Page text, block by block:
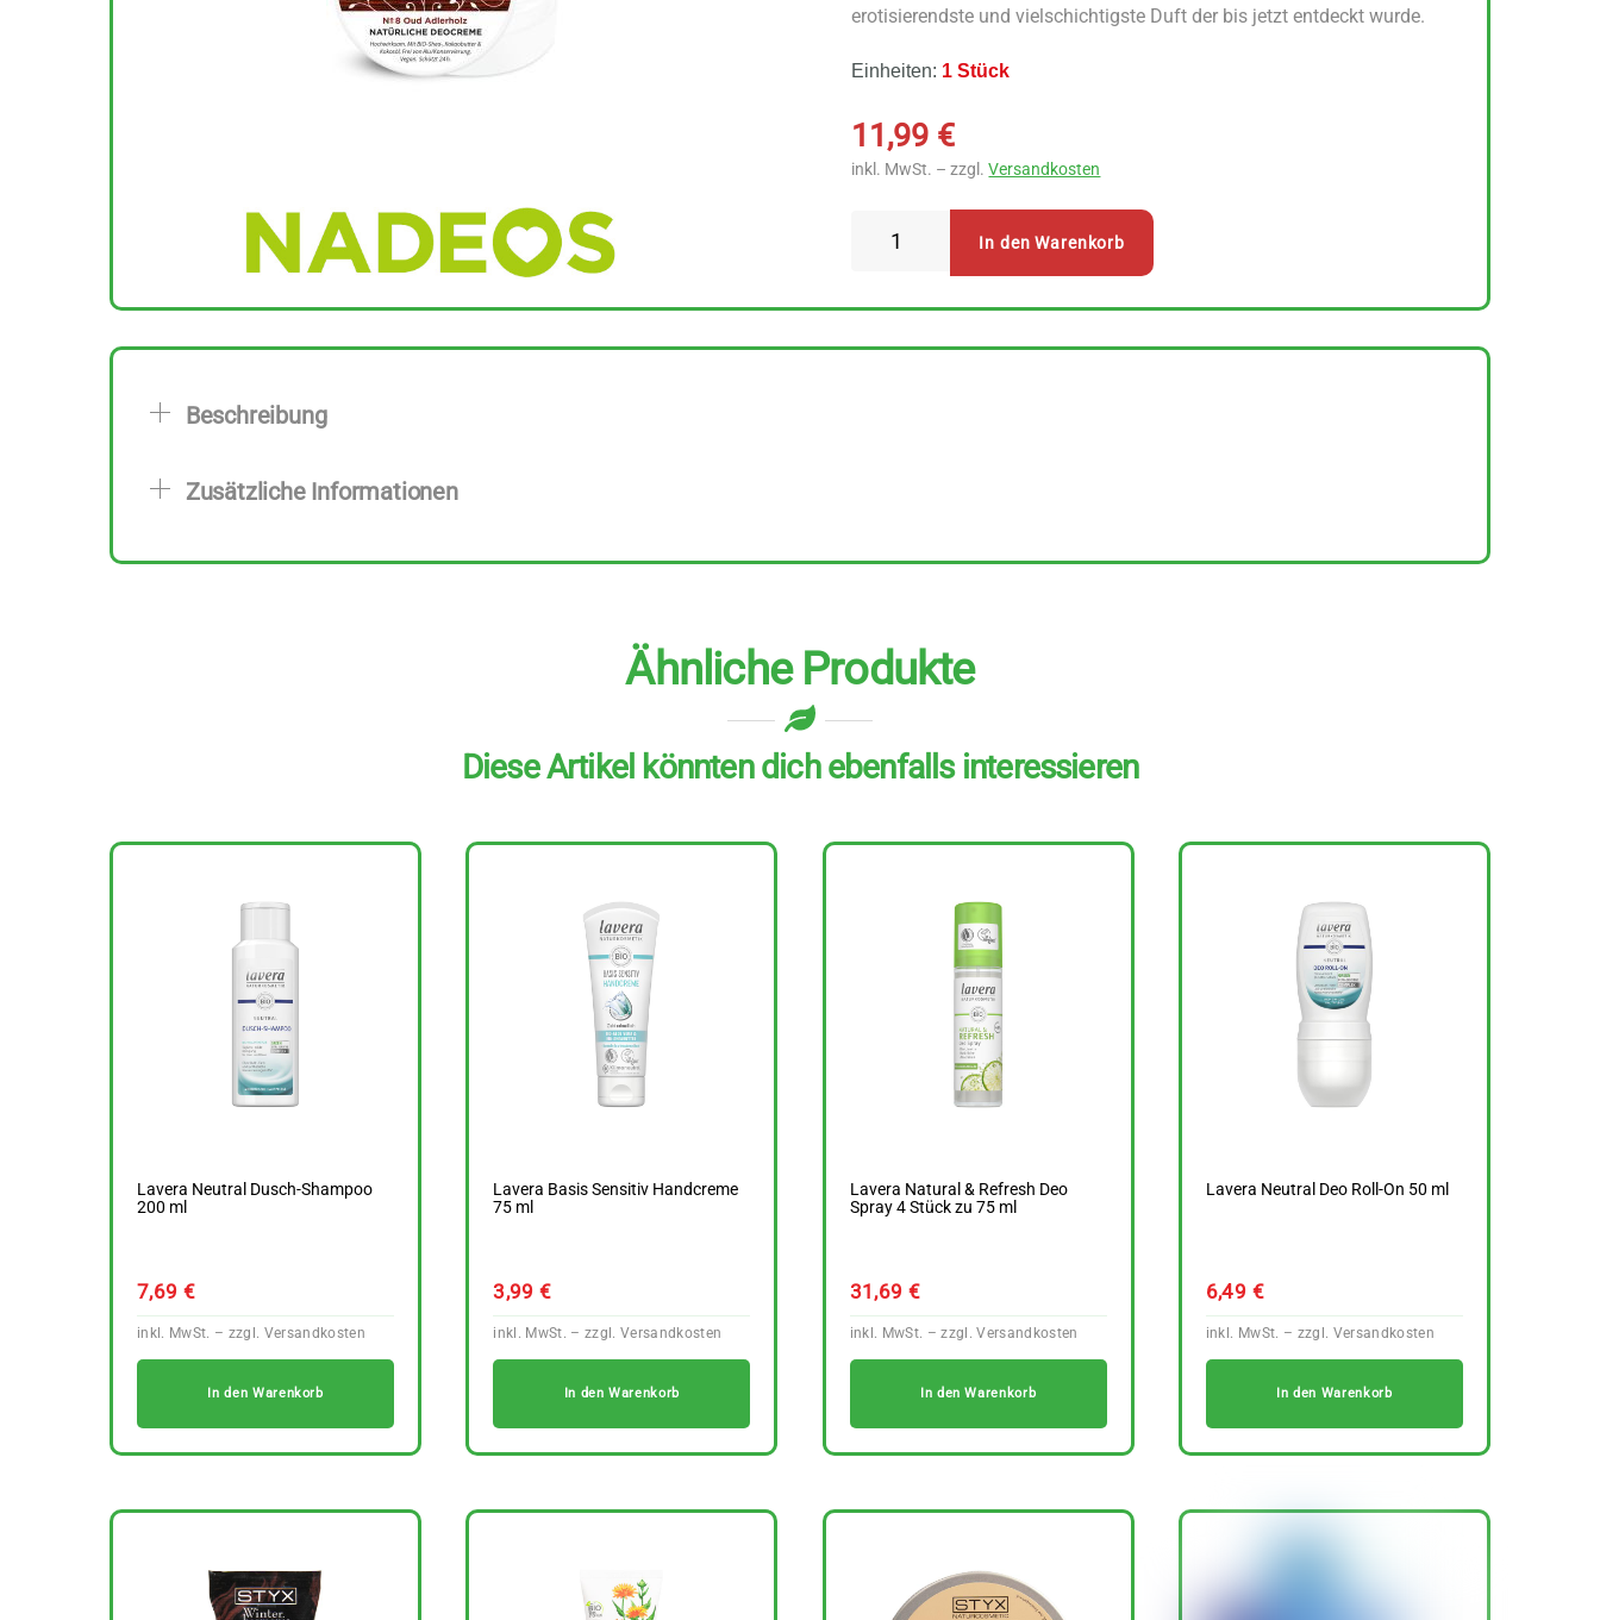
erotisierendste und vielschichtigste Duft der bis jetzt entdeckt wurde.
Einheiten: 1 Stück
11,99 €
inkl. MwSt. – zzgl.Versandkosten
In den Warenkorb
Beschreibung
Zusätzliche Informationen
Ähnliche Produkte
Diese Artikel könnten dich ebenfalls interessieren
Lavera Neutral Dusch-Shampoo
200 ml
7,69 €
In den Warenkorb
Lavera Basis Sensitiv Handcreme
75 ml
3,99 €
In den Warenkorb
Lavera Natural & Refresh Deo
Spray 4 Stück zu 75 ml
31,69 €
In den Warenkorb
Lavera Neutral Deo Roll-On 50 ml
6,49 €
In den Warenkorb